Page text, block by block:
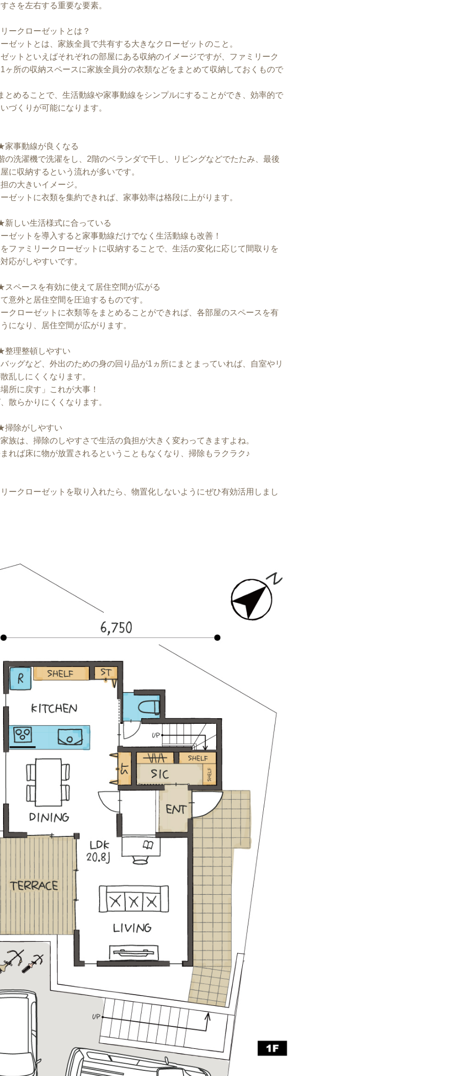
さを左右する重要な要素。
ークローゼットとは？
ゼットとは、家族全員で共有する大きなクローゼットのこと。
ットといえばそれぞれの部屋にある収納のイメージですが、ファミリーク
ヶ所の収納スペースに家族全員分の衣類などをまとめて収納しておくもので
とめることで、生活動線や家事動線をシンプルにすることができ、効率的で
づくりが可能になります。
事動線が良くなる
の洗濯機で洗濯をし、2階のベランダで干し、リビングなどでたたみ、最後
に収納するという流れが多いです。
の大きいイメージ。
ゼットに衣類を集約できれば、家事効率は格段に上がります。
しい生活様式に合っている
ゼットを導入すると家事動線だけでなく生活動線も改善！
ファミリークローゼットに収納することで、生活の変化に応じて間取りを
応がしやすいです。
ペースを有効に使えて居住空間が広がる
意外と居住空間を圧迫するものです。
クローゼットに衣類等をまとめることができれば、各部屋のスペースを有
になり、居住空間が広がります。
整理整頓しやすい
ッグなど、外出のための身の回り品が1ヵ所にまとまっていれば、自室やリ
乱しにくくなります。
所に戻す」これが大事！
散らかりにくくなります。
掃除がしやすい
族は、掃除のしやすさで生活の負担が大きく変わってきますよね。
れば床に物が放置されるということもなくなり、掃除もラクラク♪
ークローゼットを取り入れたら、物置化しないようにぜひ有効活用しまし